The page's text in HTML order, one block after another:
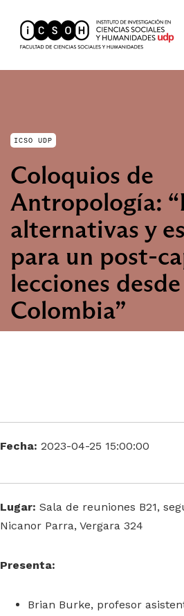
ICSO UDP
Coloquios de
Antropología:
alternativas y
para un post-
lecciones
Colombia”
Fecha: 2023-04-25 15:00:00
Lugar: Sala de reuniones B21,
Nicanor Parra, Vergara 324
Presenta:
Brian Burke, profesor